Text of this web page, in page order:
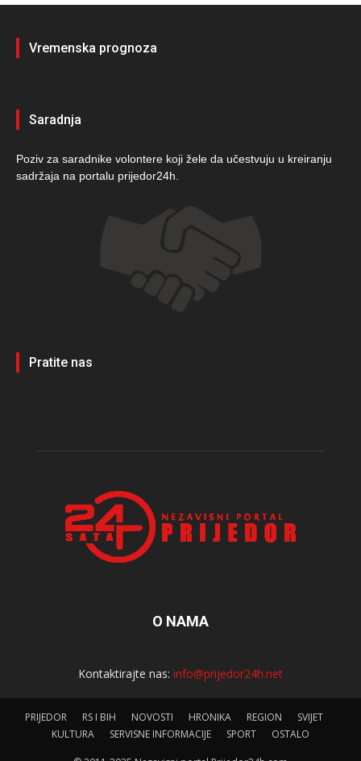
Vremenska prognoza
Saradnja
Poziv za saradnike volontere koji žele da učestvuju u kreiranju
sadržaja na portalu prijedor24h.
Pratite nas
O NAMA
Kontaktirajte nas: info@prijedor24h.net
PRIJEDOR RS I BIH NOVOSTI HRONIKA REGION
SVIJET
KULTURA
SERVISNE INFORMACIJE SPORT OSTALO